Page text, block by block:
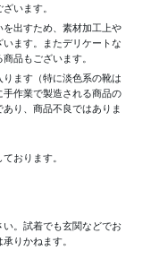
います。
を出すため、素材加工上
ます。またデリケートな
品もございます。
ります（特に淡色系の靴は
作業で製造される商品の
り、商品不良ではありま
おります。
い。試着でも玄関などでお
りかねます。